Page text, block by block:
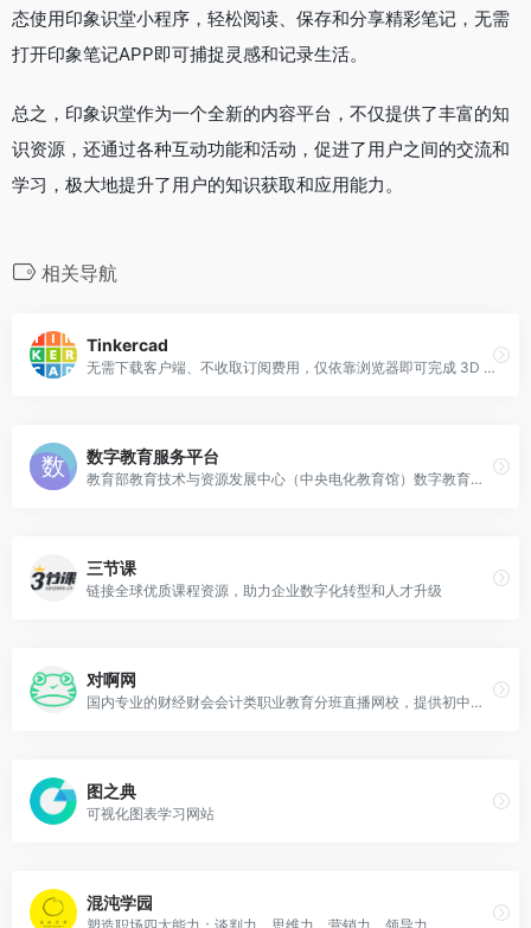
态使用印象识堂小程序，轻松阅读、保存和分享精彩笔记，无需
打开印象笔记APP即可捕捉灵感和记录生活。
总之，印象识堂作为一个全新的内容平台，不仅提供了丰富的知
识资源，还通过各种互动功能和活动，促进了用户之间的交流和
学习，极大地提升了用户的知识获取和应用能力。
相关导航
Tinkercad
无需下载客户端、不收取订阅费用，仅依靠浏览器即可完成 3D 建模、电子电路仿真、图形化编程三大核心创作，打通 “创意构思 — 虚拟设计 — 实物落地” 完整流程。
数字教育服务平台
教育部教育技术与资源发展中心（中央电化教育馆）数字教育服务平台，以数字化推动教育高质量发展为核心，服务全国各级各类学校、教师、学生及社会公众。
三节课
链接全球优质课程资源，助力企业数字化转型和人才升级
对啊网
国内专业的财经财会会计类职业教育分班直播网校，提供初中级会计职称/注册会计师/会计实操/税务师/经济师等财经职业资格培训与学历提升
图之典
可视化图表学习网站
混沌学园